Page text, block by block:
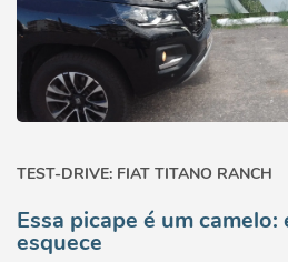
TEST-DRIVE: FIAT TITANO RANCH
Essa picape é um
esquece